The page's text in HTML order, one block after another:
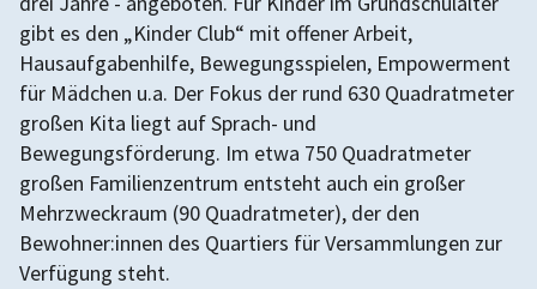
gibt es den „Kinder Club“ mit offener Arbeit,
Hausaufgabenhilfe, Bewegungsspielen, Empowerment
für Mädchen u.a. Der Fokus der rund 630 Quadratmeter
großen Kita liegt auf Sprach- und
Bewegungsförderung. Im etwa 750 Quadratmeter
großen Familienzentrum entsteht auch ein großer
Mehrzweckraum (90 Quadratmeter), der den
Bewohner:innen des Quartiers für Versammlungen zur
Verfügung steht.